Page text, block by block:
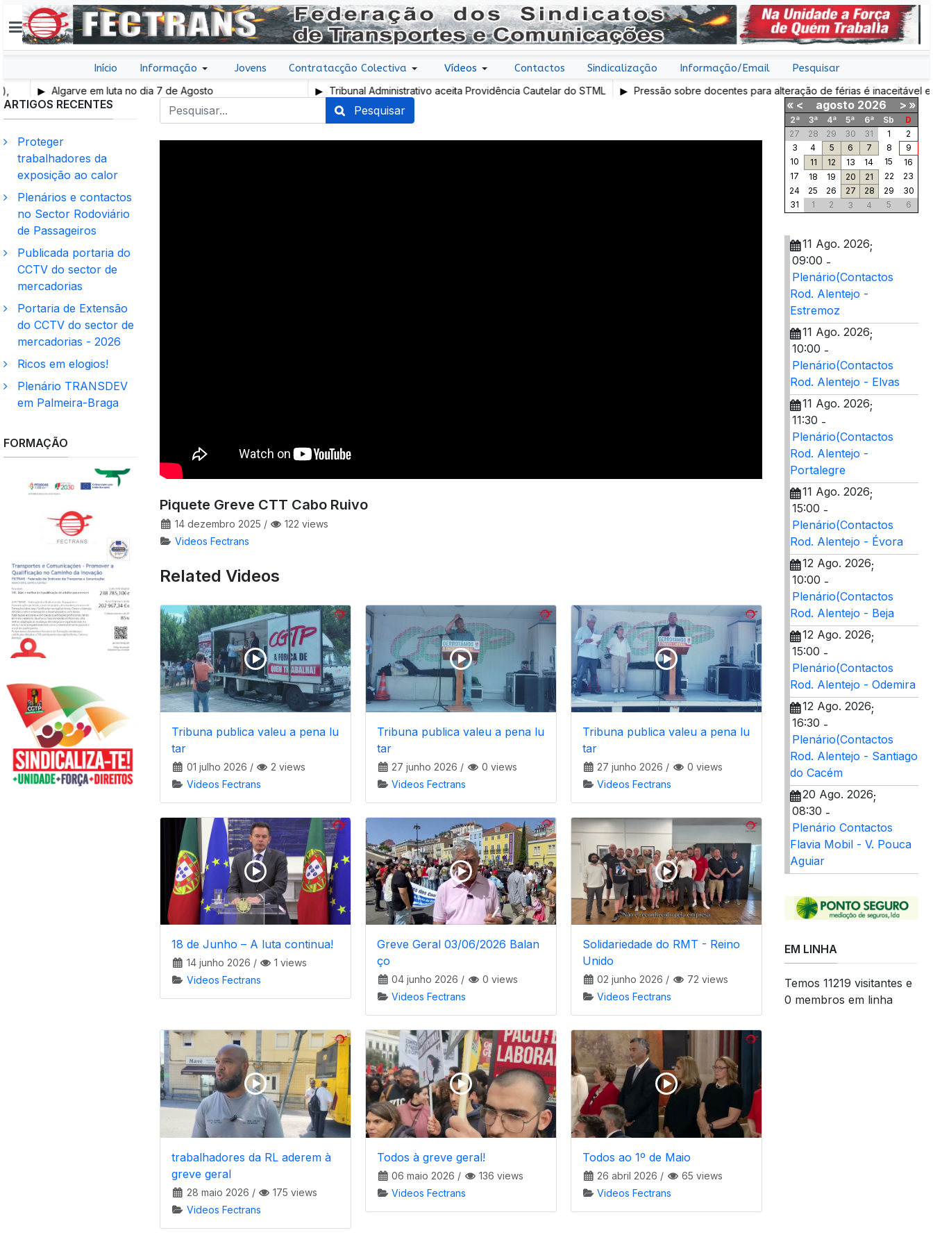
Início Informação Jovens Contratacção Colectiva Vídeos Contactos Sindicalização Informação/Email Pesquisar
Algarve em luta no dia 7 de Agosto Tribunal Administrativo aceita Providência Cautelar do STML
Pressão sobre docentes para alteração de férias é inaceitável e
Pesquisar
Piquete Greve CTT Cabo Ruivo
14 dezembro 2025 /
122 views
Videos Fectrans
Related Videos
Tribuna publica valeu a pena lu
tar
01 julho 2026 /
2 views
Videos Fectrans
Tribuna publica valeu a pena lu
tar
27 junho 2026 /
0 views
Videos Fectrans
Tribuna publica valeu a pena lu
tar
27 junho 2026 /
0 views
Videos Fectrans
18 de Junho – A luta continua!
14 junho 2026 /
1 views
Videos Fectrans
Greve Geral 03/06/2026 Balan
ço
04 junho 2026 /
0 views
Videos Fectrans
Solidariedade do RMT - Reino
Unido
02 junho 2026 /
72 views
Videos Fectrans
trabalhadores da RL aderem à
greve geral
28 maio 2026 /
175 views
Videos Fectrans
Todos à greve geral!
06 maio 2026 /
136 views
Videos Fectrans
Todos ao 1º de Maio
26 abril 2026 /
65 views
Videos Fectrans
ARTIGOS RECENTES
Proteger
trabalhadores da
exposição ao calor
Plenários e contactos
no Sector Rodoviário
de Passageiros
Publicada portaria do
CCTV do sector de
mercadorias
Portaria de Extensão
do CCTV do sector de
mercadorias - 2026
Ricos em elogios!
Plenário TRANSDEV
em Palmeira-Braga
FORMAÇÃO
« < agosto 2026 > »
2ª 3ª 4ª 5ª 6ª Sb
D
27
28 29 30 31 1
2
3
4 5 6 7 8
9
10
11 12 13 14 15
16
17
18 19 20 21 22
23
24
25 26 27 28 29
30
31
1 2 3 4 5 6
11 Ago. 2026;
09:00 -
Plenário(Contactos
Rod. Alentejo -
Estremoz
11 Ago. 2026;
10:00 -
Plenário(Contactos
Rod. Alentejo - Elvas
11 Ago. 2026;
11:30 -
Plenário(Contactos
Rod. Alentejo -
Portalegre
11 Ago. 2026;
15:00 -
Plenário(Contactos
Rod. Alentejo - Évora
12 Ago. 2026;
10:00 -
Plenário(Contactos
Rod. Alentejo - Beja
12 Ago. 2026;
15:00 -
Plenário(Contactos
Rod. Alentejo - Odemira
12 Ago. 2026;
16:30 -
Plenário(Contactos
Rod. Alentejo - Santiago
do Cacém
20 Ago. 2026;
08:30 -
Plenário Contactos
Flavia Mobil - V. Pouca
Aguiar
EM LINHA
Temos 11219 visitantes e
0 membros em linha